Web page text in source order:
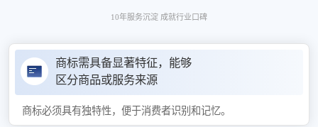
10年服务沉淀 成就行业口碑
商标需具备显著特征，能够
区分商品或服务来源
商标必须具有独特性，便于消费者识别和记忆。